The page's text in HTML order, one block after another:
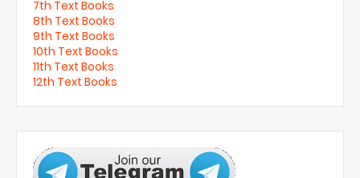
7th Text Books
8th Text Books
9th Text Books
10th Text Books
11th Text Books
12th Text Books